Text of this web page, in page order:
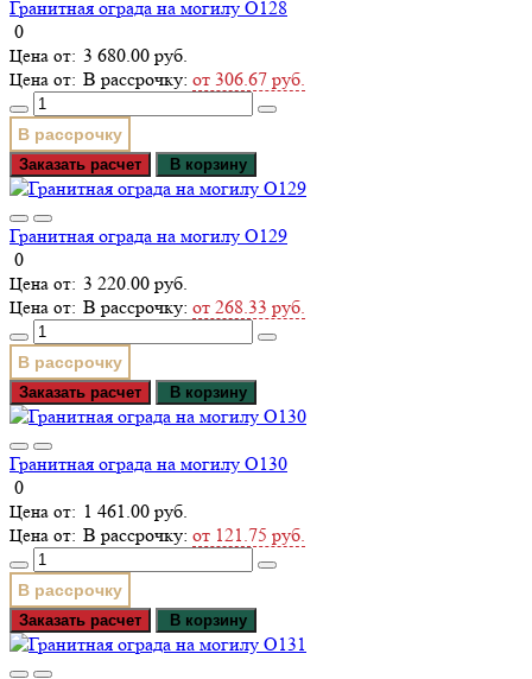
Гранитная ограда на могилу О128
0
3 680.00 руб.
В рассрочку: от 306.67 руб.
В рассрочку
Заказать расчет В корзину
Гранитная ограда на могилу О129
0
3 220.00 руб.
В рассрочку: от 268.33 руб.
В рассрочку
Заказать расчет В корзину
Гранитная ограда на могилу О130
0
1 461.00 руб.
В рассрочку: от 121.75 руб.
В рассрочку
Заказать расчет В корзину